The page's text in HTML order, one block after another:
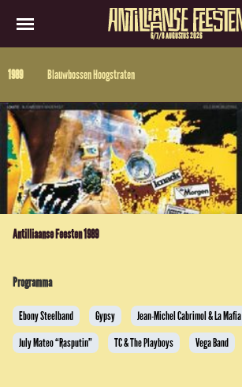
6/7/8 AUGUSTUS 2026
1989 Blauwbossen Hoogstraten
Antilliaanse Feesten 1989
Programma
Ebony Steelband Gypsy
Jean-Michel Cabrimol & La Mafia
July Mateo “Rasputin”
TC & The Playboys Vega Band